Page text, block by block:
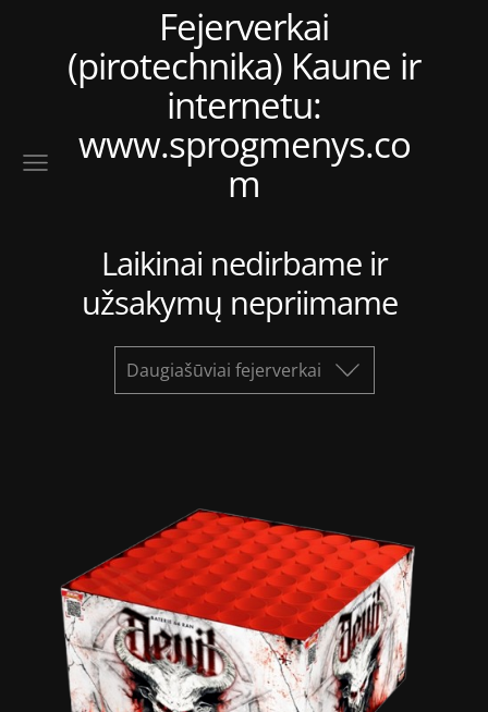
Fejerverkai
(pirotechnika) Kaune ir
internetu:
www.sprogmenys.co
m
Laikinai nedirbame ir
užsakymų nepriimame
Daugiašūviai fejerverkai